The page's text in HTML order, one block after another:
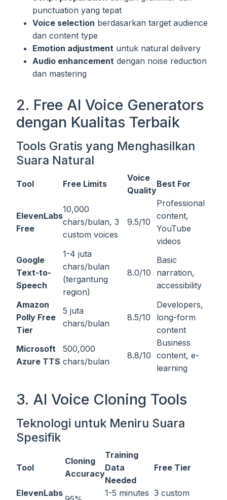
punctuation yang tepat
Voice selection berdasarkan target audience
dan content type
Emotion adjustment untuk natural delivery
Audio enhancement dengan noise reduction
dan mastering
2. Free AI Voice Generators
dengan Kualitas Terbaik
Tools Gratis yang Menghasilkan
Suara Natural
Tool Free Limits
Voice
Quality
Best For
ElevenLabs
Free
10,000
chars/bulan, 3
custom voices
9.5/10
Professional
content,
YouTube
videos
Google
Text-to-
Speech
1-4 juta
chars/bulan
(tergantung
region)
8.0/10
Basic
narration,
accessibility
Amazon
Polly Free
Tier
5 juta
chars/bulan
8.5/10
Developers,
long-form
content
Microsoft
Azure TTS
500,000
chars/bulan
8.8/10
Business
content, e-
learning
3. AI Voice Cloning Tools
Teknologi untuk Meniru Suara
Spesifik
Tool
Cloning
Accuracy
Training
Data
Needed
Free Tier
ElevenLabs
1-5 minutes 3 custom